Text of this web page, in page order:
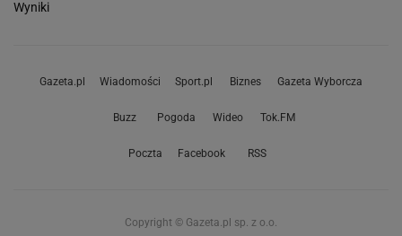
Wyniki
Gazeta.pl Wiadomości Sport.pl Biznes Gazeta Wyborcza
Buzz Pogoda Wideo Tok.FM
Poczta Facebook RSS
Copyright © Gazeta.pl sp. z o.o.